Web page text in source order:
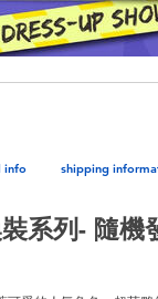
info shipping
系列- 隨機